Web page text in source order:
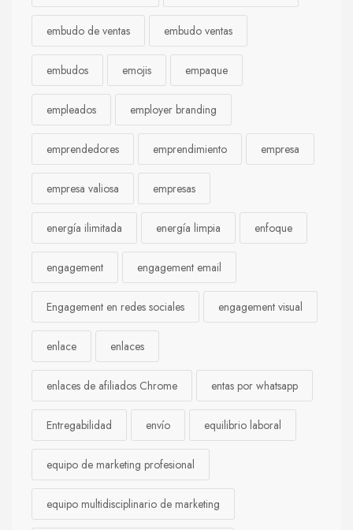
embudo de ventas embudo ventas
embudos emojis empaque
empleados employer branding
emprendedores emprendimiento empresa
empresa valiosa empresas
energía ilimitada energía limpia enfoque
engagement engagement email
Engagement en redes sociales engagement visual
enlace enlaces
enlaces de afiliados Chrome entas por whatsapp
Entregabilidad envío equilibrio laboral
equipo de marketing profesional
equipo multidisciplinario de marketing